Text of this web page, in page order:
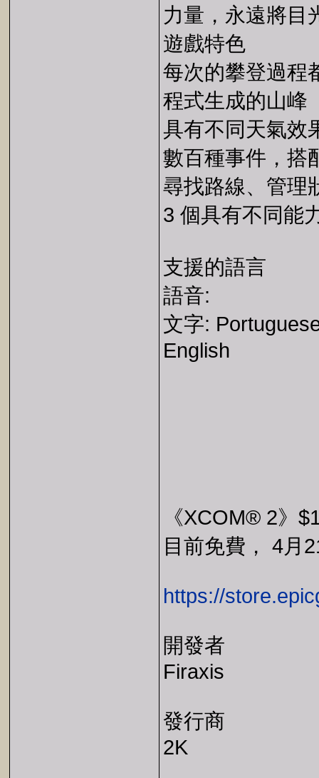
力量，永遠將目
遊戲特色
每次的攀登過程
程式生成的山峰
具有不同天氣效
數百種事件，搭
尋找路線、管理
3 個具有不同能
支援的語言
語音:
文字:
English
《XCOM® 2》
目前免費， 4月
https://
開發者
Firaxis
發行商
2K